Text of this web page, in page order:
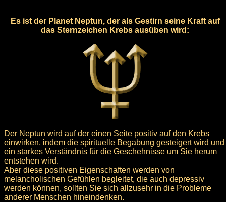
Es ist der Planet Neptun, der als Gestirn seine Kraft auf
das Sternzeichen Krebs ausüben wird:
Der Neptun wird auf der einen Seite positiv auf den Krebs
einwirken, indem die spirituelle Begabung gesteigert wird und
ein starkes Verständnis für die Geschehnisse um Sie herum
entstehen wird.
Aber diese positiven Eigenschaften werden von
melancholischen Gefühlen begleitet, die auch depressiv
werden können, sollten Sie sich allzusehr in die Probleme
anderer Menschen hineindenken.